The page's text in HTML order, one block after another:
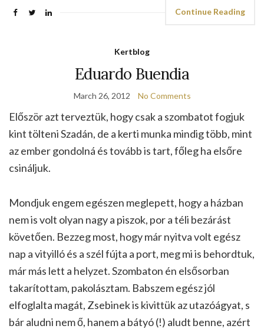
Continue Reading
Kertblog
Eduardo Buendia
March 26, 2012 No Comments
Először azt terveztük, hogy csak a szombatot fogjuk
kint tölteni Szadán, de a kerti munka mindig több, mint
az ember gondolná és tovább is tart, főleg ha elsőre
csináljuk.
Mondjuk engem egészen meglepett, hogy a házban
nem is volt olyan nagy a piszok, por a téli bezárást
követően. Bezzeg most, hogy már nyitva volt egész
nap a vityilló és a szél fújta a port, meg mi is behordtuk,
már más lett a helyzet. Szombaton én elsősorban
takarítottam, pakolásztam. Babszem egész jól
elfoglalta magát, Zsebinek is kivittük az utazóágyat, s
bár aludni nem ő, hanem a bátyó (!) aludt benne, azért